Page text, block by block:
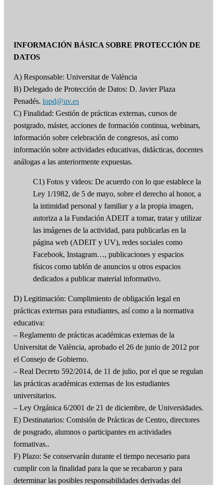
INFORMACIÓN BÁSICA SOBRE PROTECCIÓN DE
DATOS
A) Responsable: Universitat de València
B) Delegado de Protección de Datos: D. Javier Plaza
Penadés. lopd@uv.es
C) Finalidad: Gestión de prácticas externas, cursos de
postgrado, máster, acciones de formación continua, webinars,
información sobre celebración de congresos, así como
información sobre actividades educativas, didácticas, docentes
análogas a las anteriormente expuestas.
C1) Fotos y videos: De acuerdo con lo que establece la
Ley 1/1982, de 5 de mayo, sobre el derecho al honor, a
la intimidad personal y familiar y a la propia imagen,
autoriza a la Fundación ADEIT a tomar, tratar y utilizar
las imágenes de la actividad, para publicarlas en la
página web (ADEIT y UV), redes sociales como
Facebook, Instagram…, publicaciones y espacios
físicos como tablón de anuncios u otros espacios
dedicados a publicar material informativo.
D) Legitimación: Cumplimiento de obligación legal en
prácticas externas para estudiantes, así como a la normativa
educativa:
– Reglamento de prácticas académicas externas de la
Universitat de València, aprobado el 26 de junio de 2012 por
el Consejo de Gobierno.
– Real Decreto 592/2014, de 11 de julio, por el que se regulan
las prácticas académicas externas de los estudiantes
universitarios.
– Ley Orgánica 6/2001 de 21 de diciembre, de Universidades.
E) Destinatarios: Comisión de Prácticas de Centro, directores
de posgrado, alumnos o participantes en actividades
formativas..
F) Plazo: Se conservarán durante el tiempo necesario para
cumplir con la finalidad para la que se recabaron y para
determinar las posibles responsabilidades derivadas del